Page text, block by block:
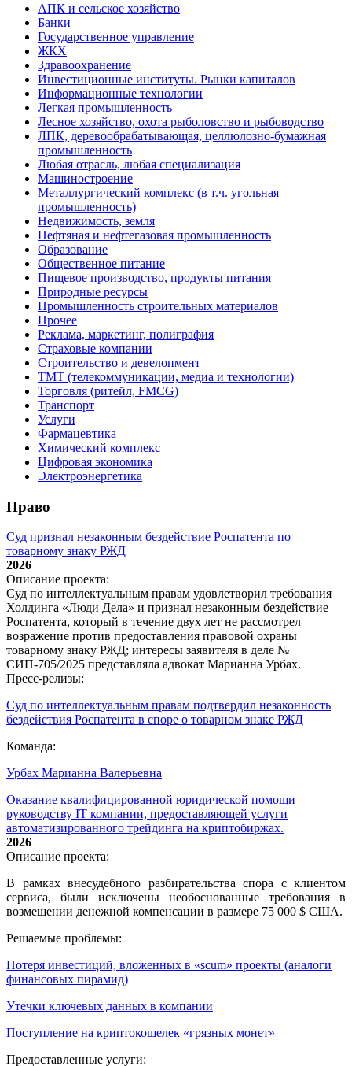
АПК и сельское хозяйство
Банки
Государственное управление
ЖКХ
Здравоохранение
Инвестиционные институты. Рынки капиталов
Информационные технологии
Легкая промышленность
Лесное хозяйство, охота рыболовство и рыбоводство
ЛПК, деревообрабатывающая, целлюлозно-бумажная
промышленность
Любая отрасль, любая специализация
Машиностроение
Металлургический комплекс (в т.ч. угольная
промышленность)
Недвижимость, земля
Нефтяная и нефтегазовая промышленность
Образование
Общественное питание
Пищевое производство, продукты питания
Природные ресурсы
Промышленность строительных материалов
Прочее
Реклама, маркетинг, полиграфия
Страховые компании
Строительство и девелопмент
ТМТ (телекоммуникации, медиа и технологии)
Торговля (ритейл, FMCG)
Транспорт
Услуги
Фармацевтика
Химический комплекс
Цифровая экономика
Электроэнергетика
Право
Суд признал незаконным бездействие Роспатента по
товарному знаку РЖД
2026
Описание проекта:
Суд по интеллектуальным правам удовлетворил требования
Холдинга «Люди Дела» и признал незаконным бездействие
Роспатента, который в течение двух лет не рассмотрел
возражение против предоставления правовой охраны
товарному знаку РЖД; интересы заявителя в деле №
СИП‑705/2025 представляла адвокат Марианна Урбах.
Пресс-релизы:
Суд по интеллектуальным правам подтвердил незаконность
бездействия Роспатента в споре о товарном знаке РЖД
Команда:
Урбах Марианна Валерьевна
Оказание квалифицированной юридической помощи
руководству IT компании, предоставляющей услуги
автоматизированного трейдинга на криптобиржах.
2026
Описание проекта:
В рамках внесудебного разбирательства спора с клиентом
сервиса, были исключены необоснованные требования в
возмещении денежной компенсации в размере 75 000 $ США.
Решаемые проблемы:
Потеря инвестиций, вложенных в «scum» проекты (аналоги
финансовых пирамид)
Утечки ключевых данных в компании
Поступление на криптокошелек «грязных монет»
Предоставленные услуги: